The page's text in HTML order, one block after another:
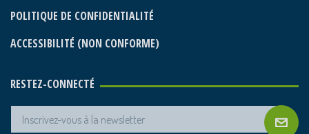
POLITIQUE DE CONFIDENTIALITÉ
ACCESSIBILITÉ (NON CONFORME)
RESTEZ-CONNECTÉ